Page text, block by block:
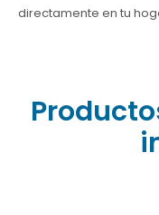
directamente en tu